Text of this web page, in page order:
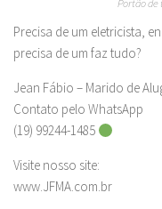
Portão de
Precisa de um eletricista,
precisa de um faz tudo?
Jean Fábio – Marido de
Contato pelo WhatsApp
(19) 99244-1485
Visite nosso site:
www.JFMA.com.br